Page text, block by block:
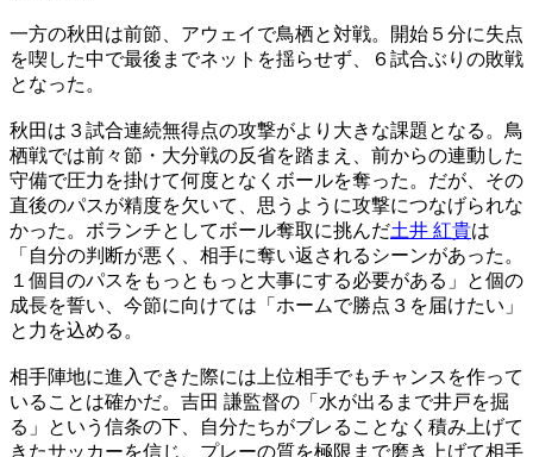
一方の秋田は前節、アウェイで鳥栖と対戦。開始５分に失点
を喫した中で最後までネットを揺らせず、６試合ぶりの敗戦
となった。
秋田は３試合連続無得点の攻撃がより大きな課題となる。鳥
栖戦では前々節・大分戦の反省を踏まえ、前からの連動した
守備で圧力を掛けて何度となくボールを奪った。だが、その
直後のパスが精度を欠いて、思うように攻撃につなげられな
かった。ボランチとしてボール奪取に挑んだ土井 紅貴は
「自分の判断が悪く、相手に奪い返されるシーンがあった。
１個目のパスをもっともっと大事にする必要がある」と個の
成長を誓い、今節に向けては「ホームで勝点３を届けたい」
と力を込める。
相手陣地に進入できた際には上位相手でもチャンスを作って
いることは確かだ。吉田 謙監督の「水が出るまで井戸を掘
る」という信条の下、自分たちがブレることなく積み上げて
きたサッカーを信じ、プレーの質を極限まで磨き上げて相手